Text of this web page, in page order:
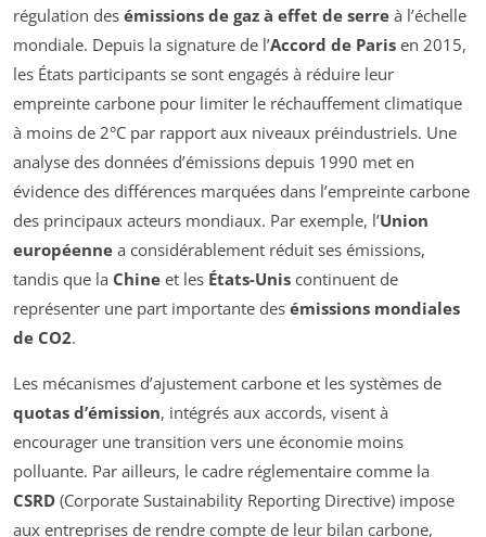
régulation des émissions de gaz à effet de serre à l’échelle
mondiale. Depuis la signature de l’Accord de Paris en 2015,
les États participants se sont engagés à réduire leur
empreinte carbone pour limiter le réchauffement climatique
à moins de 2°C par rapport aux niveaux préindustriels. Une
analyse des données d’émissions depuis 1990 met en
évidence des différences marquées dans l’empreinte carbone
des principaux acteurs mondiaux. Par exemple, l’Union
européenne a considérablement réduit ses émissions,
tandis que la Chine et les États-Unis continuent de
représenter une part importante des émissions mondiales
de CO2.
Les mécanismes d’ajustement carbone et les systèmes de
quotas d’émission, intégrés aux accords, visent à
encourager une transition vers une économie moins
polluante. Par ailleurs, le cadre réglementaire comme la
CSRD (Corporate Sustainability Reporting Directive) impose
aux entreprises de rendre compte de leur bilan carbone,